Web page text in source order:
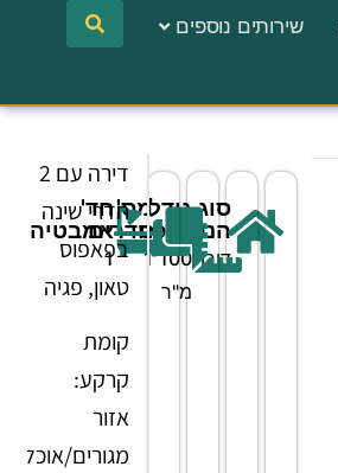
שירותים נוספים
סוג
הנכס
דירה
גודל
הנכס
100
מ"ר
מס'
חדרים
1
חד'
אמבטיה
1
דירה עם 2
חדרי שינה
בפאפוס
טאון, פגיה
קומת
קרקע:
אזור
מגורים/אוכל